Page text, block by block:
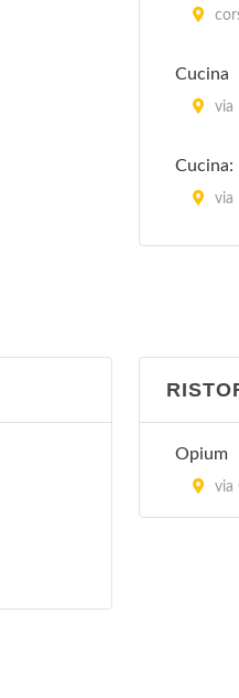
Cucina
via
Cucina:
via
via
Opium
via